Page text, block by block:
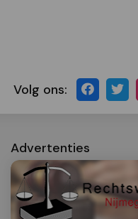
Volg ons:
Advertenties